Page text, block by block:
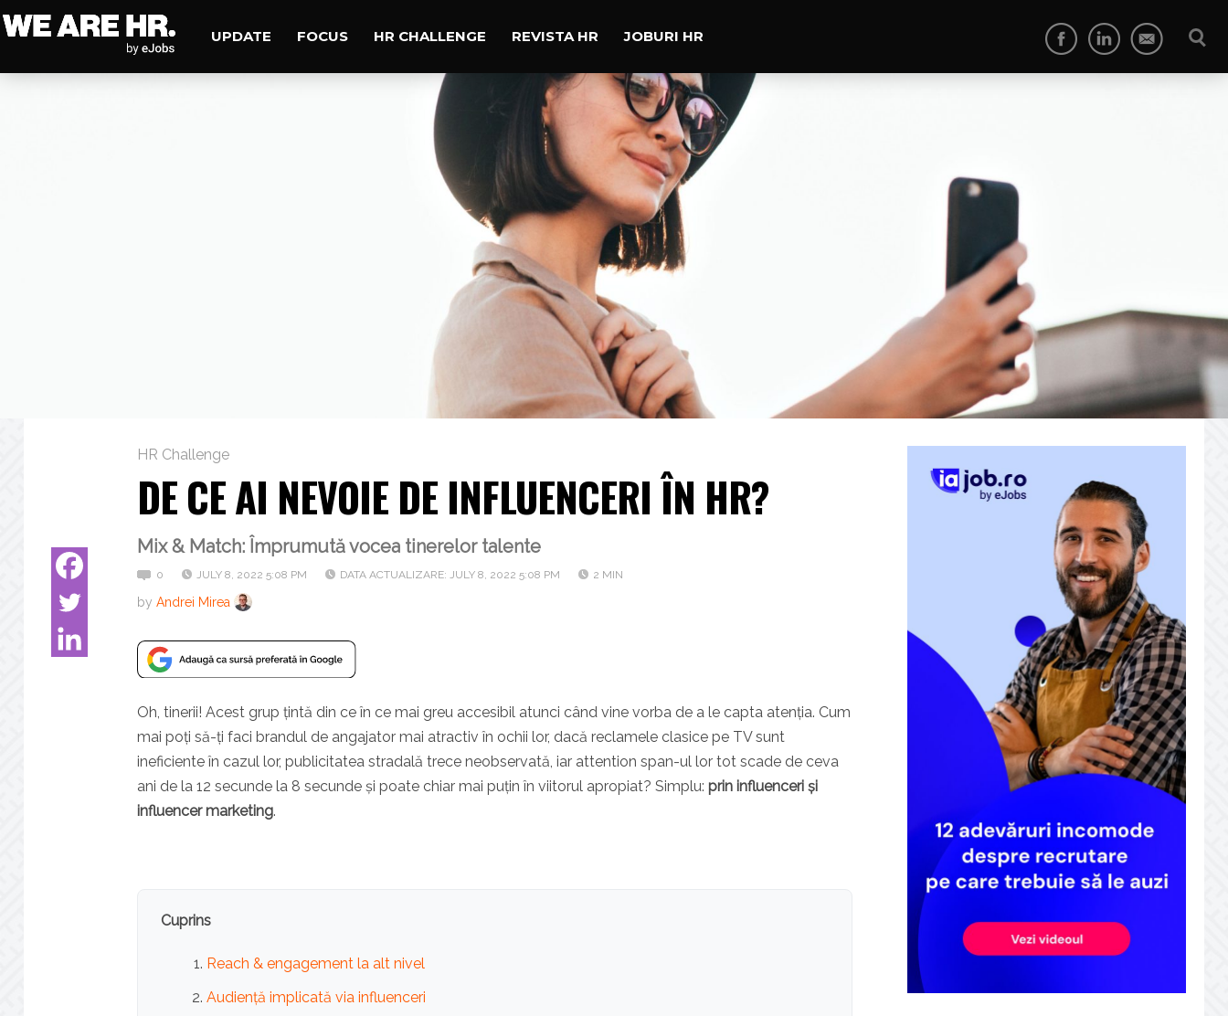
UPDATE FOCUS HR CHALLENGE REVISTA HR JOBURI HR
HR Challenge
DE CE AI NEVOIE DE INFLUENCERI ÎN HR?
Mix & Match: Împrumută vocea tinerelor talente
0 JULY 8, 2022 5:08 PM DATA ACTUALIZARE: JULY 8, 2022 5:08 PM 2 MIN
by Andrei Mirea
Oh, tinerii! Acest grup țintă din ce în ce mai greu accesibil atunci când vine vorba de a le capta atenția. Cum
mai poți să-ți faci brandul de angajator mai atractiv în ochii lor, dacă reclamele clasice pe TV sunt
ineficiente în cazul lor, publicitatea stradală trece neobservată, iar attention span-ul lor tot scade de ceva
ani de la 12 secunde la 8 secunde și poate chiar mai puțin în viitorul apropiat? Simplu: prin influenceri și
influencer marketing.
Cuprins
Reach & engagement la alt nivel
Audiență implicată via influenceri